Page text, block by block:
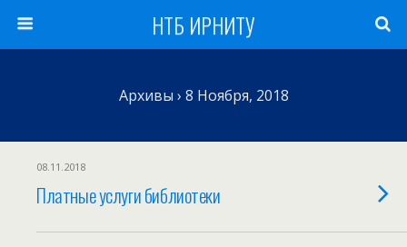
НТБ ИРНИТУ
Архивы › 8 Ноября, 2018
08.11.2018
Платные услуги библиотеки